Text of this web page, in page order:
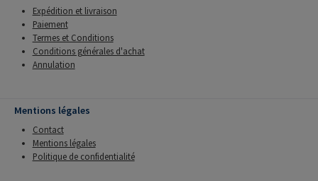
Expédition et livraison
Paiement
Termes et Conditions
Conditions générales d'achat
Annulation
Mentions légales
Contact
Mentions légales
Politique de confidentialité